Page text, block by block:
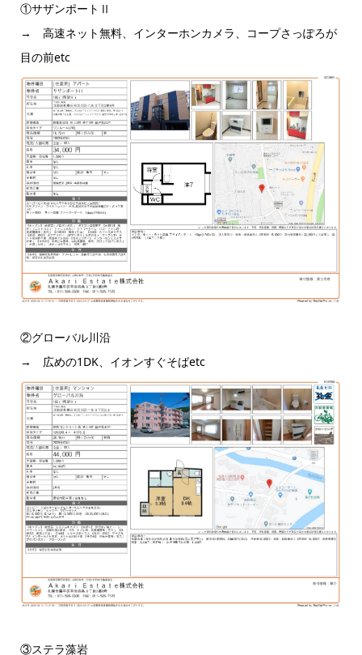
①サザンポートⅡ
→ 高速ネット無料、インターホンカメラ、コープさっぽろが
目の前etc
②グローバル川沿
→ 広めの1DK、イオンすぐそばetc
③ステラ藻岩